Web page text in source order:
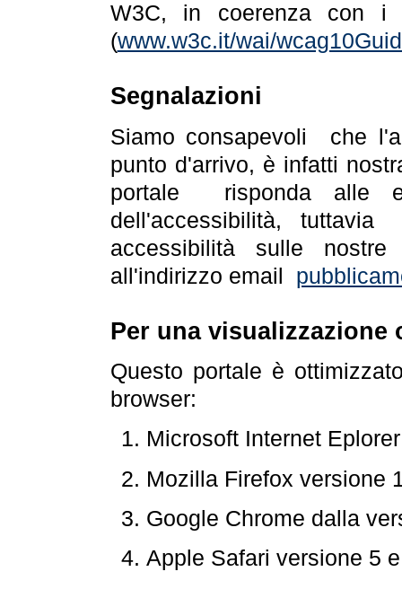
W3C, in coerenza con i
(www.w3c.it/wai/
Segnalazioni
Siamo consapevoli che
punto d'arrivo, è infatti
portale risponda alle
dell'accessibilità,
accessibilità sulle
all'indirizzo email
Per una visualizzazione
Questo portale è
browser:
Microsoft Internet
Mozilla Firefox versione
Google Chrome dalla
Apple Safari versione 5